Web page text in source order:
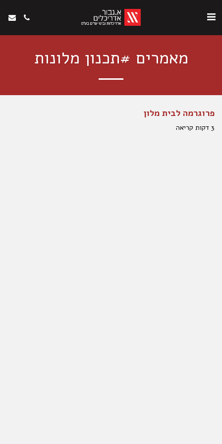
מאמרים #תכנון מלונות
פרוגרמה לבית מלון​
3 דקות קריאה